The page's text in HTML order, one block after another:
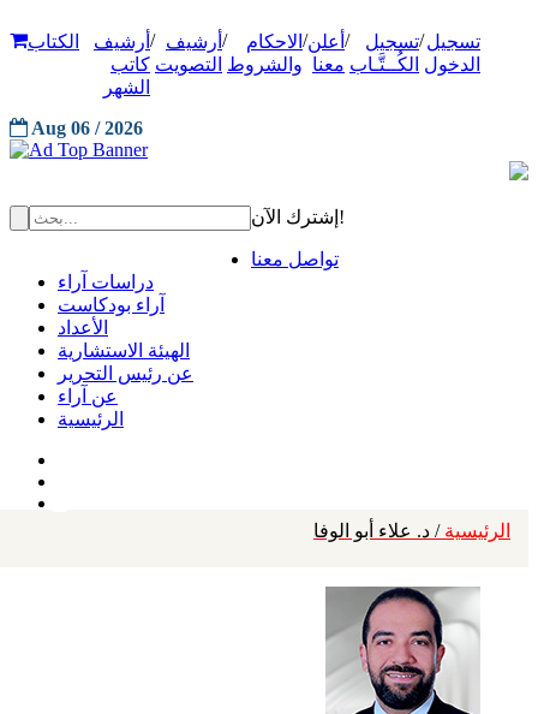
تسجيل
الدخول
/تسجيل
الكُــتَّـاب
/ أعلن
معنا
/ الاحكام
والشروط
/ أرشيف
التصويت
/ أرشيف
كاتب
الشهر
الكتاب
Aug 06 / 2026
إشترك الآن!
تواصل معنا
دراسات آراء
آراء بودكاست
الأعداد
الهيئة الاستشارية
عن رئيس التحرير
عن آراء
الرئيسية
الرئيسية / د. علاء أبو الوفا